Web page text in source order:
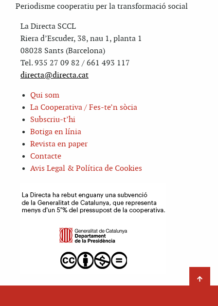
Periodisme cooperatiu per la transformació social
La Directa SCCL
Riera d’Escuder, 38, nau 1, planta 1
08028 Sants (Barcelona)
Tel. 935 27 09 82 / 661 493 117
directa@directa.cat
Qui som
La Cooperativa / Fes-te’n sòcia
Subscriu-t’hi
Botiga en línia
Revista en paper
Contacte
Avis Legal & Política de Cookies